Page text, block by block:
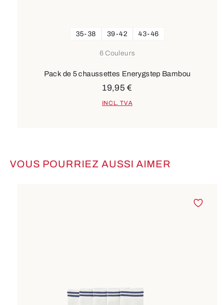
6 Couleurs
35-38 39-42 43-46
Pack de 5 chaussettes Enerygstep Bambou
19,95 €
INCL. TVA
Ignorer la galerie de produits
VOUS POURRIEZ AUSSI AIMER